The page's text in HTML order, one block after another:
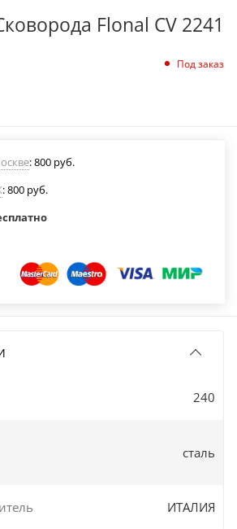
Flonal CV 2241
Под заказ
: 800 руб.
: 800 руб.
240
сталь
ИТАЛИЯ